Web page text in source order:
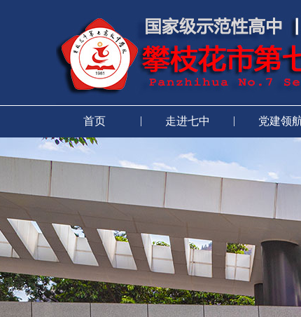
首页 | 走进七中 | 党建领